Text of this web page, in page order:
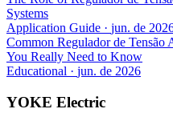
Systems
Application Guide · jun. de
Common Regulador de
You Really Need to Know
Educational · jun. de 2026
YOKE Electric